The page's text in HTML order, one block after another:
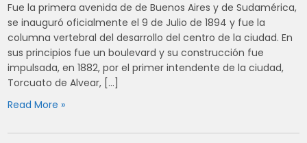
Fue la primera avenida de de Buenos Aires y de Sudamérica,
se inauguró oficialmente el 9 de Julio de 1894 y fue la
columna vertebral del desarrollo del centro de la ciudad. En
sus principios fue un boulevard y su construcción fue
impulsada, en 1882, por el primer intendente de la ciudad,
Torcuato de Alvear, […]
Read More »